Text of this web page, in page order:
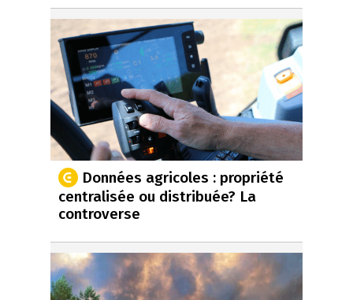
Données agricoles : propriété
centralisée ou distribuée? La
controverse